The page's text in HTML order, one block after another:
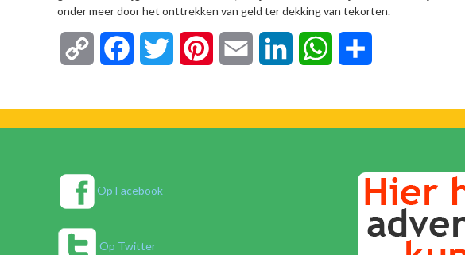
onder meer door het onttrekken van geld ter dekking van tekorten.
Copy FacebookTwitter Pinterest Email LinkedIn WhatsApp
Op Facebook
Op Twitter